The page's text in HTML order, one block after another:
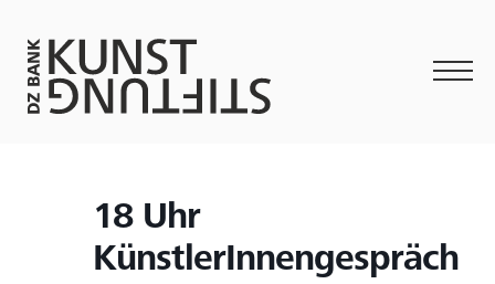
18 Uhr
KünstlerInnengespräch